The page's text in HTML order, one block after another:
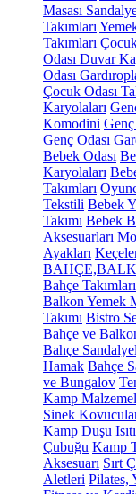
Masası
Takımları
Takımları
Odası Duvar
Odası
Çocuk Odası
Karyolaları
Komodini
Genç Odası
Bebek Odası
Karyolaları
Takımları
Tekstili Bebek
Takımı Bebek
Aksesuarları
Ayakları
Bahçe Takımları
Balkon Yemek
Takımı Bistro
Bahçe ve
Bahçe
Hamak Bahçe
ve Bungalov
Kamp
Sinek
Kamp Duşu
Çubuğu Kamp
Aksesuarı Sırt
Aletleri Pilates,